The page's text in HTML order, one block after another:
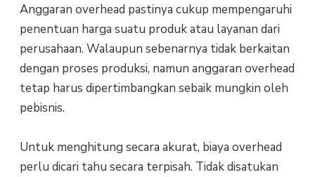
Anggaran overhead pastinya cukup mempengaruhi
penentuan harga suatu produk atau layanan dari
perusahaan. Walaupun sebenarnya tidak berkaitan
dengan proses produksi, namun anggaran overhead
tetap harus dipertimbangkan sebaik mungkin oleh
pebisnis.
Untuk menghitung secara akurat, biaya overhead
perlu dicari tahu secara terpisah. Tidak disatukan